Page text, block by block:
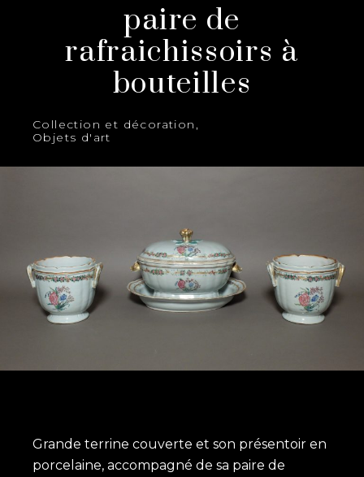
paire de
rafraichissoirs à
bouteilles
Collection et décoration ,
Objets d'art
Grande terrine couverte et son présentoir en
porcelaine, accompagné de sa paire de